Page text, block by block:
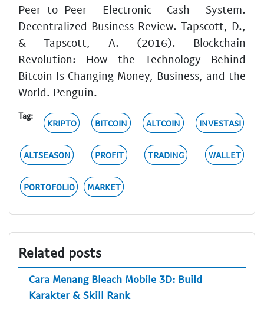
Peer-to-Peer Electronic Cash System.
Decentralized Business Review. Tapscott, D.,
& Tapscott, A. (2016). Blockchain
Revolution: How the Technology Behind
Bitcoin Is Changing Money, Business, and the
World. Penguin.
Tag:
KRIPTO BITCOIN ALTCOIN INVESTASI
ALTSEASON PROFIT TRADING WALLET
PORTOFOLIO MARKET
Related posts
Cara Menang Bleach Mobile 3D: Build
Karakter & Skill Rank